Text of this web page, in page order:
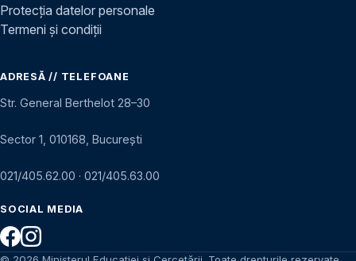
Protecția datelor personale
Termeni și condiții
ADRESĂ // TELEFOANE
Str. General Berthelot 28–30
Sector 1, 010168, București
021/405.62.00 · 021/405.63.00
SOCIAL MEDIA